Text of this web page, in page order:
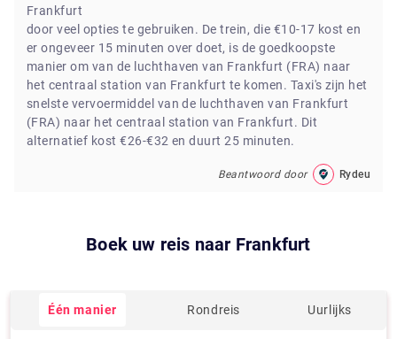
Frankfurt
door veel opties te gebruiken. De trein, die €10-17 kost en
er ongeveer 15 minuten over doet, is de goedkoopste
manier om van de luchthaven van Frankfurt (FRA) naar
het centraal station van Frankfurt te komen. Taxi's zijn het
snelste vervoermiddel van de luchthaven van Frankfurt
(FRA) naar het centraal station van Frankfurt. Dit
alternatief kost €26-€32 en duurt 25 minuten.
Beantwoord door Rydeu
Boek uw reis naar Frankfurt
Één manier Rondreis Uurlijks